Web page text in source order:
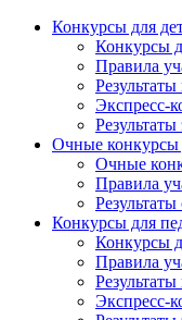
Конкурсы для
Конкурсы
Правила
Экспресс-
Очные конкурсы
Очные
Правила
Конкурсы для
Конкурсы
Правила
Экспресс-